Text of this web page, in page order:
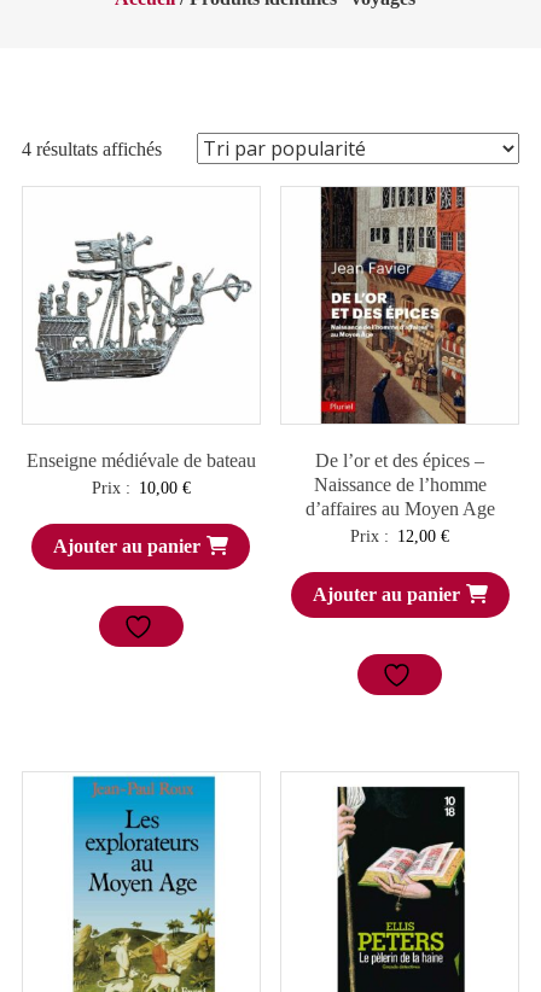
4 résultats affichésTrié
par
Enseigne médiévale de bateau
Prix : 10,00 €
Ajouter au panier
De l’or et des épices –
Naissance de l’homme
d’affaires au Moyen Age
Prix : 12,00€
Ajouter au panier